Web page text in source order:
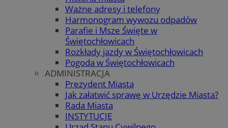
Ważne adresy i telefony
Harmonogram wywozu odpadów
Parafie i Msze Święte w
Świętochłowicach
Rozkłady jazdy w Świętochłowicach
Pogoda w Świętochłowicach
ADMINISTRACJA
Prezydent Miasta
Jak załatwić sprawę w Urzędzie Miasta?
Rada Miasta
INSTYTUCJE